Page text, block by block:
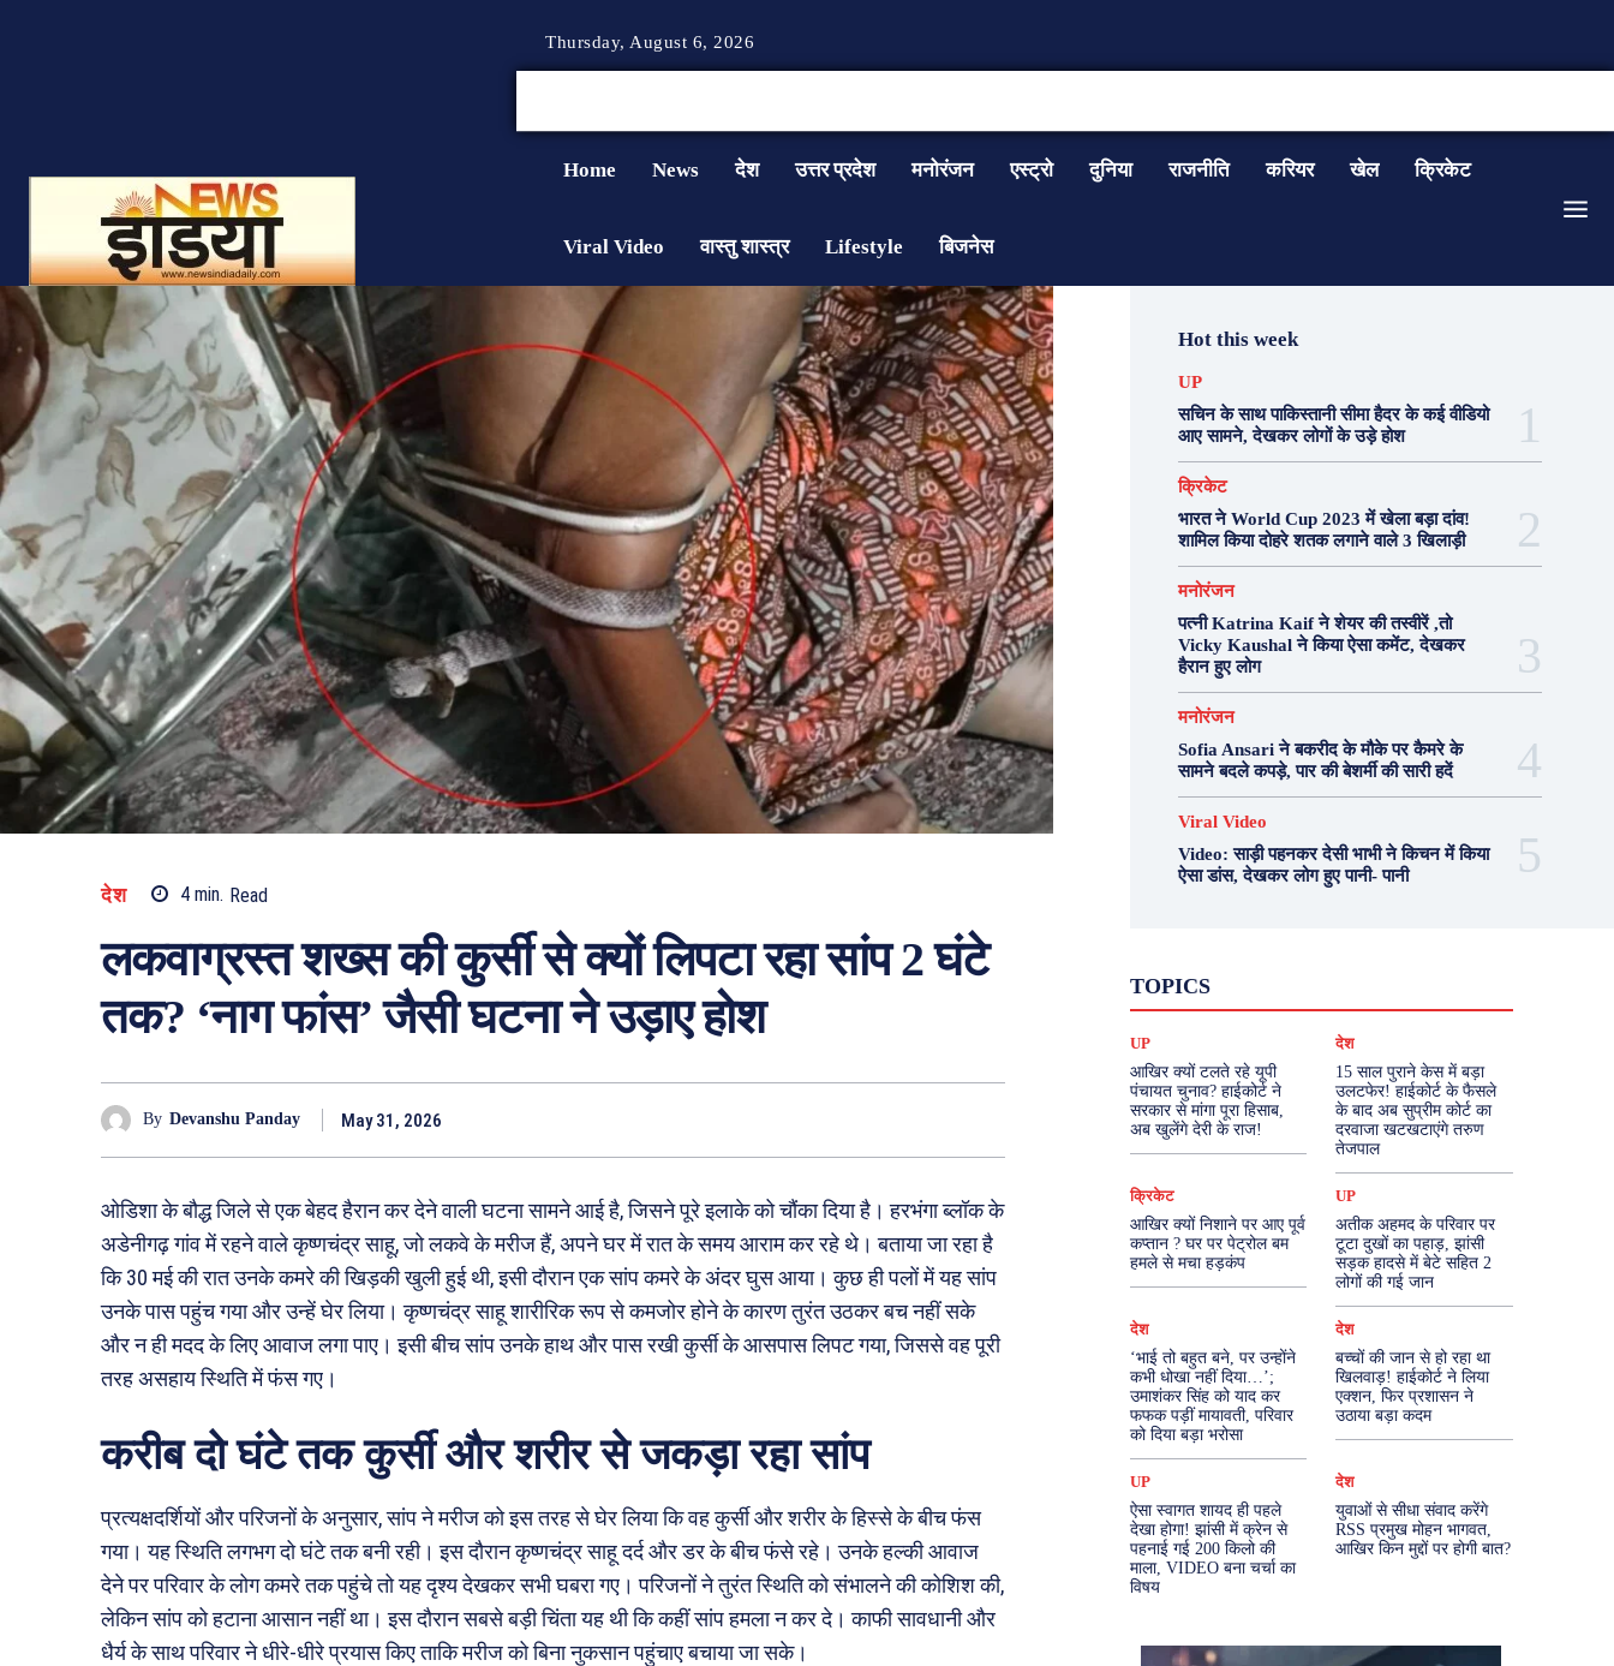
Thursday, August 6, 2026
Home News देश उत्तर प्रदेश मनोरंजन एस्ट्रो दुनिया राजनीति करियर खेल क्रिकेट
Viral Video वास्तु शास्त्र Lifestyle बिजनेस
देश 4 min. Read
लकवाग्रस्त शख्स की कुर्सी से क्यों लिपटा रहा सांप 2 घंटे
तक? ‘नाग फांस’ जैसी घटना ने उड़ाए होश
By Devanshu Panday May 31, 2026
ओडिशा के बौद्ध जिले से एक बेहद हैरान कर देने वाली घटना सामने आई है, जिसने पूरे इलाके को चौंका दिया है। हरभंगा ब्लॉक के
अडेनीगढ़ गांव में रहने वाले कृष्णचंद्र साहू, जो लकवे के मरीज हैं, अपने घर में रात के समय आराम कर रहे थे। बताया जा रहा है
कि 30 मई की रात उनके कमरे की खिड़की खुली हुई थी, इसी दौरान एक सांप कमरे के अंदर घुस आया। कुछ ही पलों में यह सांप
उनके पास पहुंच गया और उन्हें घेर लिया। कृष्णचंद्र साहू शारीरिक रूप से कमजोर होने के कारण तुरंत उठकर बच नहीं सके
और न ही मदद के लिए आवाज लगा पाए। इसी बीच सांप उनके हाथ और पास रखी कुर्सी के आसपास लिपट गया, जिससे वह पूरी
तरह असहाय स्थिति में फंस गए।
करीब दो घंटे तक कुर्सी और शरीर से जकड़ा रहा सांप
प्रत्यक्षदर्शियों और परिजनों के अनुसार, सांप ने मरीज को इस तरह से घेर लिया कि वह कुर्सी और शरीर के हिस्से के बीच फंस
गया। यह स्थिति लगभग दो घंटे तक बनी रही। इस दौरान कृष्णचंद्र साहू दर्द और डर के बीच फंसे रहे। उनके हल्की आवाज
देने पर परिवार के लोग कमरे तक पहुंचे तो यह दृश्य देखकर सभी घबरा गए। परिजनों ने तुरंत स्थिति को संभालने की कोशिश की,
लेकिन सांप को हटाना आसान नहीं था। इस दौरान सबसे बड़ी चिंता यह थी कि कहीं सांप हमला न कर दे। काफी सावधानी और
धैर्य के साथ परिवार ने धीरे-धीरे प्रयास किए ताकि मरीज को बिना नुकसान पहुंचाए बचाया जा सके।
Hot this week
UP
सचिन के साथ पाकिस्तानी सीमा हैदर के कई वीडियो
आए सामने, देखकर लोगों के उड़े होश
क्रिकेट
भारत ने World Cup 2023 में खेला बड़ा दांव!
शामिल किया दोहरे शतक लगाने वाले 3 खिलाड़ी
मनोरंजन
पत्नी Katrina Kaif ने शेयर की तस्वीरें ,तो
Vicky Kaushal ने किया ऐसा कमेंट, देखकर
हैरान हुए लोग
मनोरंजन
Sofia Ansari ने बकरीद के मौके पर कैमरे के
सामने बदले कपड़े, पार की बेशर्मी की सारी हदें
Viral Video
Video: साड़ी पहनकर देसी भाभी ने किचन में किया
ऐसा डांस, देखकर लोग हुए पानी- पानी
TOPICS
दुनिया
मनोरंजन
राजनीति वास्तु शास्त्र
More
UP
आखिर क्यों टलते रहे यूपी
पंचायत चुनाव? हाईकोर्ट ने
सरकार से मांगा पूरा हिसाब,
अब खुलेंगे देरी के राज!
देश
15 साल पुराने केस में बड़ा
उलटफेर! हाईकोर्ट के फैसले
के बाद अब सुप्रीम कोर्ट का
दरवाजा खटखटाएंगे तरुण
तेजपाल
क्रिकेट
आखिर क्यों निशाने पर आए पूर्व
कप्तान ? घर पर पेट्रोल बम
हमले से मचा हड़कंप
UP
अतीक अहमद के परिवार पर
टूटा दुखों का पहाड़, झांसी
सड़क हादसे में बेटे सहित 2
लोगों की गई जान
देश
‘भाई तो बहुत बने, पर उन्होंने
कभी धोखा नहीं दिया…’;
उमाशंकर सिंह को याद कर
फफक पड़ीं मायावती, परिवार
को दिया बड़ा भरोसा
देश
बच्चों की जान से हो रहा था
खिलवाड़! हाईकोर्ट ने लिया
एक्शन, फिर प्रशासन ने
उठाया बड़ा कदम
UP
ऐसा स्वागत शायद ही पहले
देखा होगा! झांसी में क्रेन से
पहनाई गई 200 किलो की
माला, VIDEO बना चर्चा का
विषय
देश
युवाओं से सीधा संवाद करेंगे
RSS प्रमुख मोहन भागवत,
आखिर किन मुद्दों पर होगी बात?